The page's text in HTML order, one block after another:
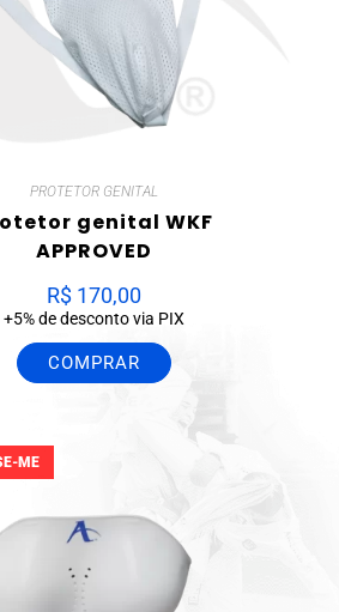
PROTETOR GENITAL
genital WKF
APPROVED
R$ 170,00
+5% de desconto via PIX
COMPRAR
ME